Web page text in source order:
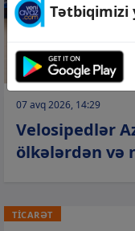
07 avq 2026, 14:29
Velosipedlər
ölkələrdən və
TİCARƏT
Tətbiqimizi